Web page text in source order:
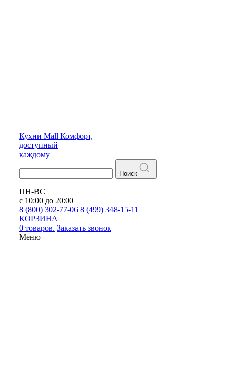
Кухни Mall Комфорт,
доступный
каждому
Поиск
ПН-ВС
с 10:00 до 20:00
8 (800) 302-77-06 8 (499) 348-15-11
КОРЗИНА
0 товаров. Заказать звонок
Меню